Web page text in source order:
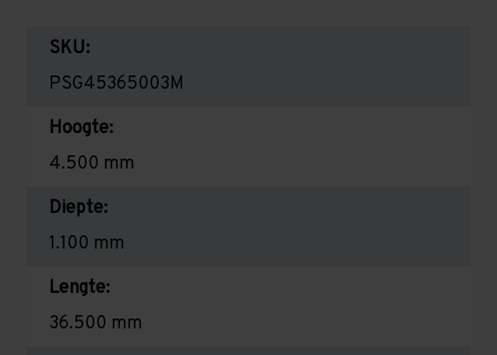
SKU:
PSG45365003M
Hoogte:
4.500 mm
Diepte:
1.100 mm
Lengte:
36.500 mm